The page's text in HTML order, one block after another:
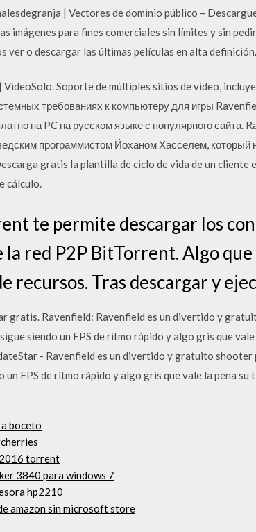
| Vectores de dominio público –
imágenes para fines comerciales sin límites y sin
ver o descargar las últimas películas en alta definición.
Soporte de múltiples sitios de video,
требованиях к компьютеру для игры
на PC на русском языке с популярного сайта.
программистом Йоханом Хасселем, который
gratis la plantilla de ciclo de vida de un cliente
cálculo.
te permite descargar los
red P2P BitTorrent. Algo
recursos. Tras descargar y
gratis. Ravenfield: Ravenfield es un divertido y
siendo un FPS de ritmo rápido y algo gris que
- Ravenfield es un divertido y gratuito
FPS de ritmo rápido y algo gris que vale la pena su
boceto
torrent
3840 para windows 7
hp2210
amazon sin microsoft store